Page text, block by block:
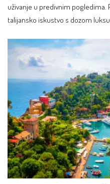
uživanje u predivnim
talijansko iskustvo s dozom